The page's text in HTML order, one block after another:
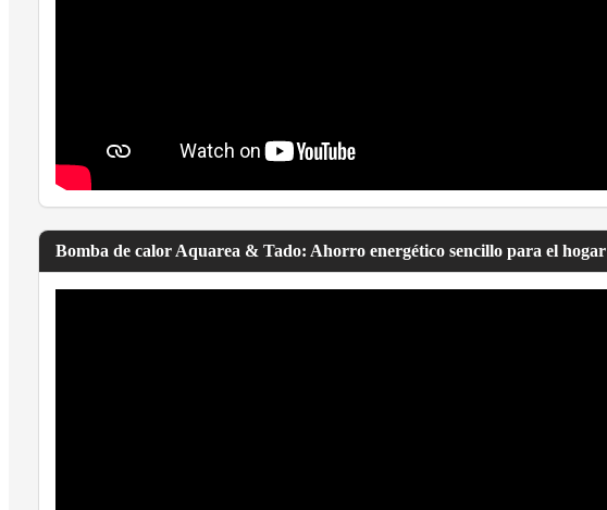
Bomba de calor Aquarea & Tado: Ahorro energético sencillo para el hogar